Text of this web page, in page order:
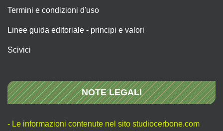
Termini e condizioni d'uso
Linee guida editoriale - principi e valori
Scivici
NOTE LEGALI
- Le informazioni contenute nel sito studiocerbone.com